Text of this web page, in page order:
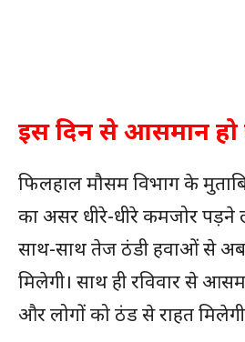
इस दिन से आसमान हो
फिलहाल मौसम विभाग के
का असर धीरे-धीरे कमजोर पड़ने
साथ-साथ तेज ठंडी हवाओं से अब
मिलेगी। साथ ही रविवार से
और लोगों को ठंड से राहत